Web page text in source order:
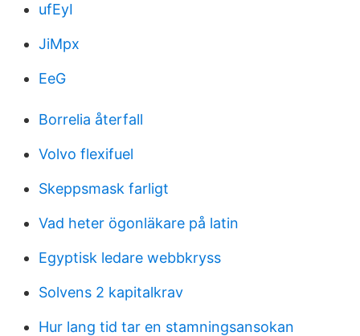
ufEyI
JiMpx
EeG
Borrelia återfall
Volvo flexifuel
Skeppsmask farligt
Vad heter ögonläkare på latin
Egyptisk ledare webbkryss
Solvens 2 kapitalkrav
Hur lang tid tar en stamningsansokan